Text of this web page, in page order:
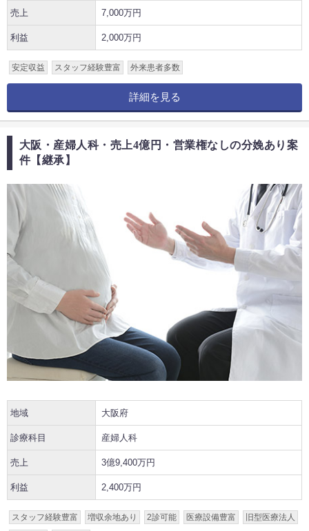
売上 7,000万円
利益 2,000万円
安定収益 スタッフ経験豊富 外来患者多数
詳細を見る
大阪・産婦人科・売上4億円・営業権なしの分娩あり案
件【継承】
地域 大阪府
診療科目 産婦人科
売上 3億9,400万円
利益 2,400万円
スタッフ経験豊富 増収余地あり 2診可能 医療設備豊富
旧型医療法人